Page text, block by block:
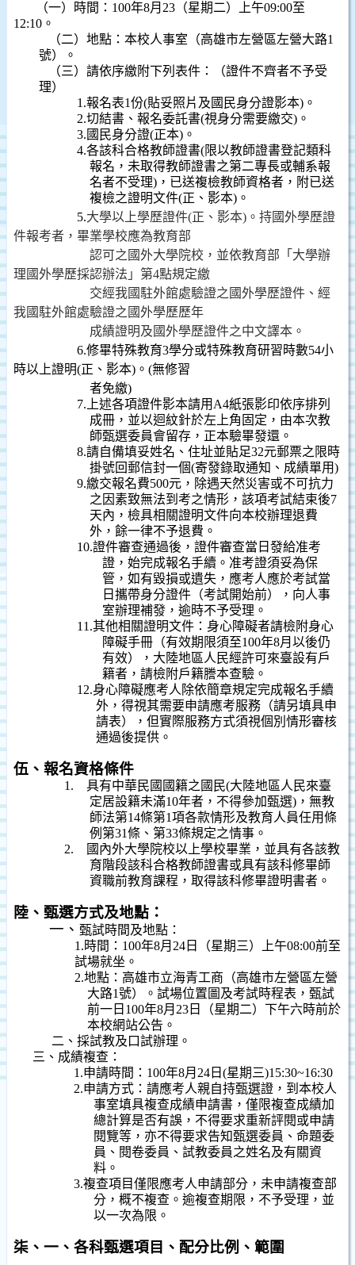
（一）時間： 100年8月 23 （星期二）上午09:00至
12:10 。
（二）地點：本校人事室（高雄市左營區左營大路1
號）。
（三） 請依序繳附下列表件：（證件不齊者不予受
理）
1.報名表1份(貼妥照片及國民身分證影本) 。
2.切結書、報名委託書(視身分需要繳交) 。
3. 國民身分證(正本) 。
4.各該科合格教師證書(限以教師證書登記類科
報名，未取得教師證書之第二專長或輔系報
名者不受理) ，已送複檢教師資格者，附已送
複檢之證明文件(正、影本) 。
5.大學以上學歷證件(正、影本) 。持國外學歷證
件報考者，畢業學校應為教育部
認可之國外大學院校，並依教育部「大學辦
理國外學歷採認辦法」第4點規定繳
交經我國駐外館處驗證之國外學歷證件、經
我國駐外館處驗證之國外學歷歷年
成績證明及國外學歷證件之中文譯本。
6.修畢特殊教育3學分或特殊教育研習時數54小
時以上證明(正、影本) 。 (無修習
者免繳)
7. 上述各項證件影本請用 A4紙張影印依序排列
成冊，並以迴紋針於左上角固定，由本次教
師甄選委員會留存，正本驗畢發還。
8.請自備填妥姓名、住址並貼足32元郵票之限時
掛號回郵信封一個(寄發錄取通知、成績單用)
9.繳交報名費500元， 除遇天然災害或不可抗力
之因素致無法到考之情形，該項考試結束後7
天內，檢具相關證明文件向本校辦理退費
外，餘一律不予退費。
10.證件審查通過後，證件審查當日發給准考
證，始完成報名手續。准考證須妥為保
管，如有毀損或遺失，應考人應於考試當
日攜帶身分證件（考試開始前），向人事
室辦理補發，逾時不予受理。
11.其他相關證明文件：身心障礙者請檢附身心
障礙手冊（有效期限須至100年8月以後仍
有效），大陸地區人民經許可來臺設有戶
籍者，請檢附戶籍謄本查驗。
12.身心障礙應考人除依簡章規定完成報名手續
外，得視其需要申請應考服務（請另填具申
請表），但實際服務方式須視個別情形審核
通過後提供。
伍、報名資格條件
1. 具有中華民國國籍之國民(大陸地區人民來臺
定居設籍未滿10年者，不得參加甄選) ，無教
師法第14條第1項各款情形及教育人員任用條
例第31條、第33條規定之情事。
2.
國內外大學院校以上學校畢業，並具有各該教
育階段該科合格教師證書或具有該科修畢師
資職前教育課程，取得該科修畢證明書者。
陸、甄選方式及地點：
一、甄試時間及地點：
1.時間： 100年8月 24 日 （星期三）上午08:00前至
試場就坐。
2.地點：高雄市立海青工商（高雄市左營區左營
大路1號）。試場位置圖及考試時程表， 甄試
前一日 100年8月 23 日
（星期二）下午六時前於
本校網站公告。
二、採試教及口試辦理。
三、 成績複查：
1.申請時間： 100年8月 24 日 (星期三)15:30~16:30
2.申請方式：請應考人親自持甄選證，到本校人
事室填具複查成績申請書，僅限複查成績加
總計算是否有誤，不得要求重新評閱或申請
閱覽等，亦不得要求告知甄選委員、命題委
員、閱卷委員、試教委員之姓名及有關資
料。
3.複查項目僅限應考人申請部分，未申請複查部
分，概不複查。逾複查期限，不予受理，並
以一次為限。
柒、一、各科甄選項目、配分比例、範圍